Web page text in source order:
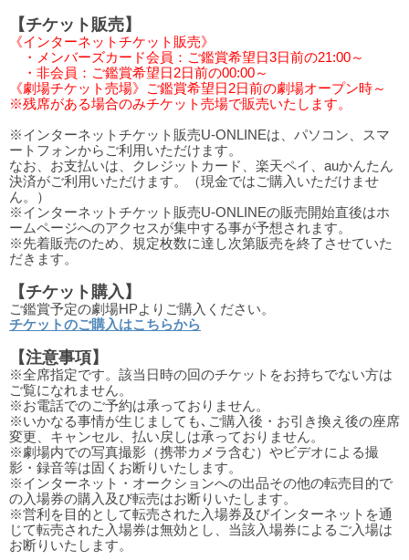
【チケット販売】
《インターネットチケット販売》
・メンバーズカード会員：ご鑑賞希望日3日前の21:00～
・非会員：ご鑑賞希望日2日前の00:00～
《劇場チケット売場》ご鑑賞希望日2日前の劇場オープン時～
※残席がある場合のみチケット売場で販売いたします。
※インターネットチケット販売U-ONLINEは、パソコン、スマ
ートフォンからご利用いただけます。
なお、お支払いは、クレジットカード、楽天ペイ、auかんたん
決済がご利用いただけます。（現金ではご購入いただけませ
ん。）
※インターネットチケット販売U-ONLINEの販売開始直後はホ
ームページへのアクセスが集中する事が予想されます。
※先着販売のため、規定枚数に達し次第販売を終了させていた
だきます。
【チケット購入】
ご鑑賞予定の劇場HPよりご購入ください。
チケットのご購入はこちらから
【注意事項】
※全席指定です。該当日時の回のチケットをお持ちでない方は
ご覧になれません。
※お電話でのご予約は承っておりません。
※いかなる事情が生じましても､ご購入後・お引き換え後の座席
変更、キャンセル、払い戻しは承っておりません。
※劇場内での写真撮影（携帯カメラ含む）やビデオによる撮
影・録音等は固くお断りいたします。
※インターネット・オークションへの出品その他の転売目的で
の入場券の購入及び転売はお断りいたします。
※営利を目的として転売された入場券及びインターネットを通
じて転売された入場券は無効とし、当該入場券によるご入場は
お断りいたします。